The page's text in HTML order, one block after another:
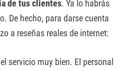
de tus clientes. Ya lo habrás
De hecho, para darse cuenta
a reseñas reales de internet:
servicio muy bien. El personal